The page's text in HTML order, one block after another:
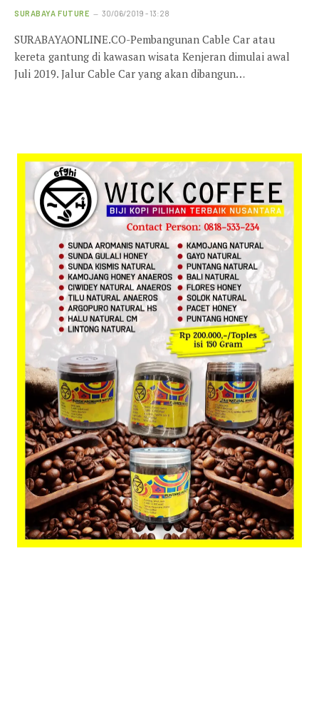
SURABAYA FUTURE 30/06/2019 - 13:28
SURABAYAONLINE.CO-Pembangunan Cable Car atau
kereta gantung di kawasan wisata Kenjeran dimulai awal
Juli 2019. Jalur Cable Car yang akan dibangun…